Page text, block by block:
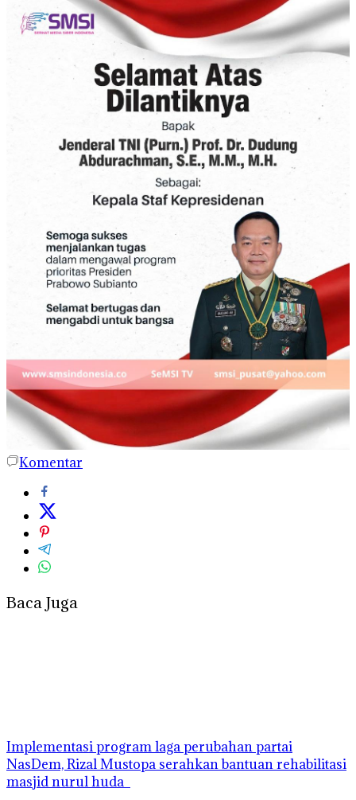
Komentar
Baca Juga
Implementasi program laga perubahan partai
NasDem, Rizal Mustopa serahkan bantuan rehabilitasi
masjid nurul huda